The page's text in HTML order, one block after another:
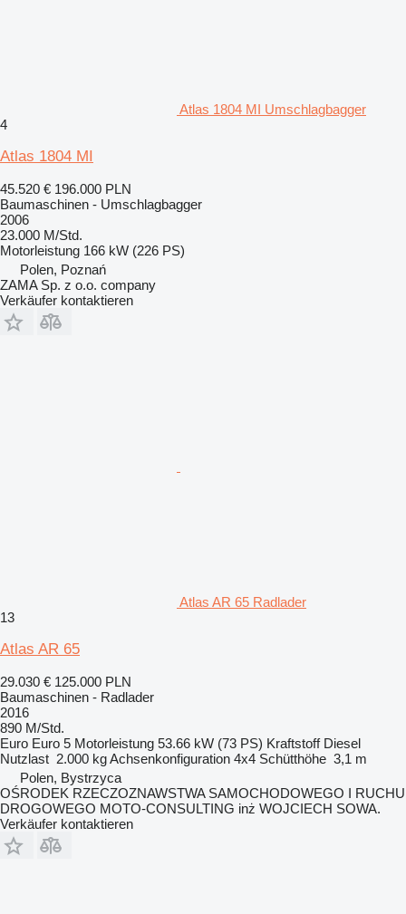
Atlas 1804 MI Umschlagbagger
4
Atlas 1804 MI
45.520 € 196.000 PLN
Baumaschinen - Umschlagbagger
2006
23.000 M/Std.
Motorleistung 166 kW (226 PS)
Polen, Poznań
ZAMA Sp. z o.o. company
Verkäufer kontaktieren
Atlas AR 65 Radlader
13
Atlas AR 65
29.030 € 125.000 PLN
Baumaschinen - Radlader
2016
890 M/Std.
Euro Euro 5 Motorleistung 53.66 kW (73 PS) Kraftstoff Diesel
Nutzlast 2.000 kgAchsenkonfiguration 4x4 Schütthöhe 3,1 m
Polen, Bystrzyca
OŚRODEK RZECZOZNAWSTWA SAMOCHODOWEGO I RUCHU
DROGOWEGO MOTO-CONSULTING inż WOJCIECH SOWA.
Verkäufer kontaktieren